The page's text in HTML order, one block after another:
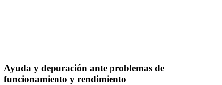
Ayuda y depuración ante problemas de
funcionamiento y rendimiento